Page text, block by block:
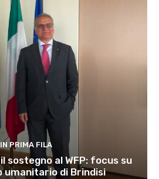
IN PRIMA FILA
sostegno al WFP: focus su
umanitario di Brindisi